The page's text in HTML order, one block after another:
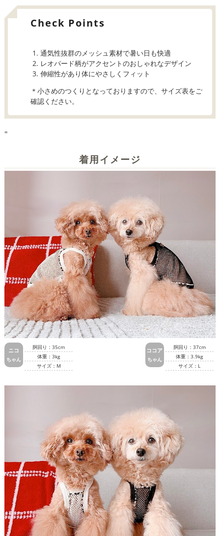
Check Points
通気性抜群のメッシュ素材で暑い日も快適
レオパード柄がアクセントのおしゃれなデザイン
伸縮性があり体にやさしくフィット
＊小さめのつくりとなっておりますので、サイズ表をご
確認ください。
"
着用イメージ
ニコ
ちゃん
胴回り：35cm
体重：3kg
サイズ：M
ココア
ちゃん
胴回り：37cm
体重：3.9kg
サイズ：L